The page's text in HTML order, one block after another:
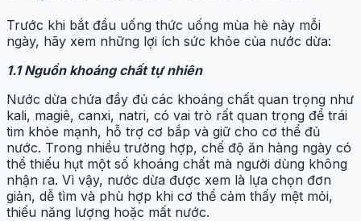
Trước khi bắt đầu uống thức uống mùa hè này mỗi
ngày, hãy xem những lợi ích sức khỏe của nước dừa:
1.1 Nguồn khoáng chất tự nhiên
Nước dừa chứa đầy đủ các khoáng chất quan trọng như
kali, magiê, canxi, natri, có vai trò rất quan trọng để trái
tim khỏe mạnh, hỗ trợ cơ bắp và giữ cho cơ thể đủ
nước. Trong nhiều trường hợp, chế độ ăn hàng ngày có
thể thiếu hụt một số khoáng chất mà người dùng không
nhận ra. Vì vậy, nước dừa được xem là lựa chọn đơn
giản, dễ tìm và phù hợp khi cơ thể cảm thấy mệt mỏi,
thiếu năng lượng hoặc mất nước.